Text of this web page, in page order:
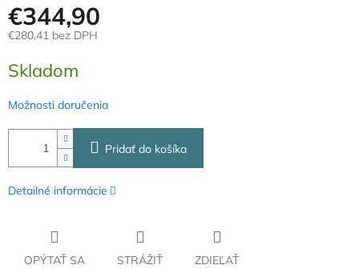
€344,90
€280,41 bez DPH
cena:
Skladom
Možnosti doručenia
Pridať do košíka
Detailné informácie
OPÝTAŤ SA STRÁŽIŤ ZDIEĽAŤ